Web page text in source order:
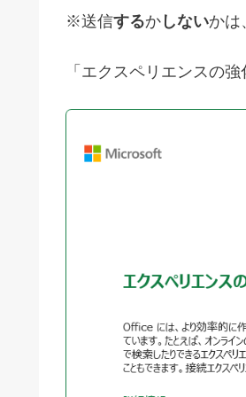
※送信するか しないかは
「エクスペリエンスの強